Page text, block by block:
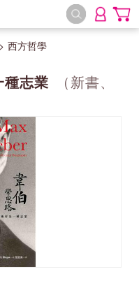
> 西方哲學
志業
（新書、